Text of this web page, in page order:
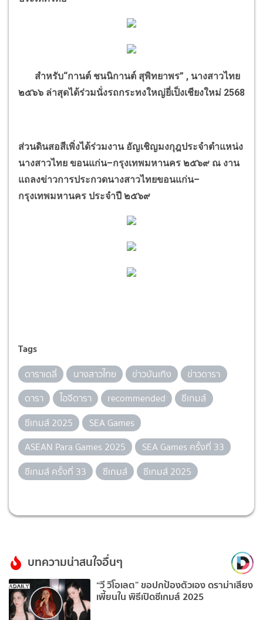
สำหรับ“กานต์ ชนนิกานต์ สุพิทยาพร” , นางสาวไทย
๒๕๖๖ ล่าสุดได้ร่วมนั่งรถกระทงใหญ่ยี่เป็งเชียงใหม่ 2568
ส่วนดินสอสีเพิ่งได้ร่วมงาน อัญเชิญมงกุฎประจำตำแหน่ง
นางสาวไทย ขอนแก่น–กรุงเทพมหานคร ๒๕๖๙ ณ งาน
แถลงข่าวการประกวดนางสาวไทยขอนแก่น–
กรุงเทพมหานคร ประจำปี ๒๕๖๙
Tags
ดาราเดลี่ นางสาวไทย ข่าวบันเทิง
ข่าวดารา
ดารา
ไอจีดารา recommended
ซีเกมส์
ซีเกมส์ 2025
SEA Games
ASEAN Para Games 2025
SEA Games ครั้งที่ 33
ซีเกมส์ ครั้งที่ 33
ซีเกมส์ ซีเกมส์ 2025
บทความน่าสนใจอื่นๆ
“วี วิโอเลต” ขอปกป้องตัวเอง ดราม่าเสียง
เพี้ยนใน พิธีเปิดซีเกมส์ 2025